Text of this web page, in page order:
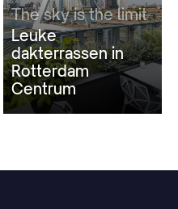
The sky is the limit
Leuke
dakterrassen in
Rotterdam
Centrum